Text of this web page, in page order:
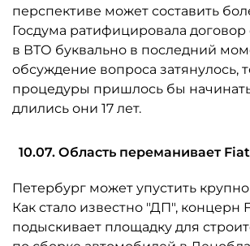
перспективе может составить
Госдума ратифицировала договор
в ВТО буквально в последний
обсуждение вопроса затянулось,
процедуры пришлось бы
длились они 17 лет.
10.07. Область переманивает
Петербург может упустить
Как стало известно "ДП", концерн
подыскивает площадку для